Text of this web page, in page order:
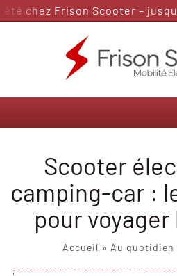
Passer
chez Frison Scooter –
Scooter
camping-car :
pour
Accueil » Au quotidien